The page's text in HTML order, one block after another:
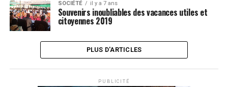
SOCIÉTÉ il y a 7 ans
Souvenirs inoubliables des vacances utiles et
citoyennes 2019
PLUS D'ARTICLES
PUBLICITÉ